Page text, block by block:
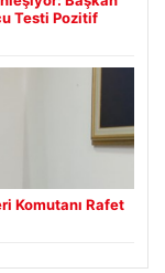
Testi Pozitif
Komutanı Rafet